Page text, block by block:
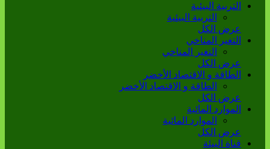
التربية البيئية
التربية البيئية
عرض الكل
التغير المناخي
التغير المناخي
عرض الكل
الطاقة و الاقتصاد الأخضر
الطاقة و الاقتصاد الأخضر
عرض الكل
الموارد المائية
الموارد المائية
عرض الكل
قناة البيئة